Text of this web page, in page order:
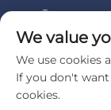
호
+86-
[email
We value
We use cookies
If you don't
cookies.